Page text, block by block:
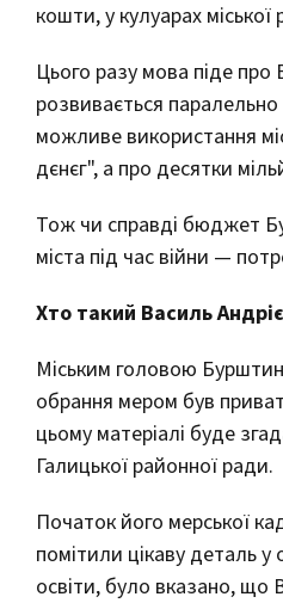
кошти, у кулуарах
Цього разу мова піде
розвивається
можливе використання
дєнєг", а про десятки
Тож чи справді бюджет
міста під час війни —
Хто такий Василь
Міським головою
обрання мером був
цьому матеріалі буде
Галицької районної ради.
Початок його мерської
помітили цікаву деталь у
освіти, було вказано, що